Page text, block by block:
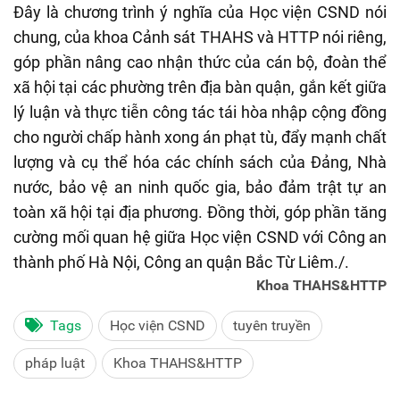
Đây là chương trình ý nghĩa của Học viện CSND nói
chung, của khoa Cảnh sát THAHS và HTTP nói riêng,
góp phần nâng cao nhận thức của cán bộ, đoàn thể
xã hội tại các phường trên địa bàn quận, gắn kết giữa
lý luận và thực tiễn công tác tái hòa nhập cộng đồng
cho người chấp hành xong án phạt tù, đẩy mạnh chất
lượng và cụ thể hóa các chính sách của Đảng, Nhà
nước, bảo vệ an ninh quốc gia, bảo đảm trật tự an
toàn xã hội tại địa phương. Đồng thời, góp phần tăng
cường mối quan hệ giữa Học viện CSND với Công an
thành phố Hà Nội, Công an quận Bắc Từ Liêm./.
Khoa THAHS&HTTP
Tags Học viện CSND tuyên truyền
pháp luật Khoa THAHS&HTTP